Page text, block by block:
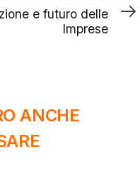
e futuro delle
Imprese
ANCHE